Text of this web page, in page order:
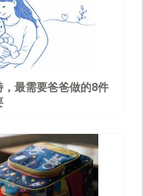
最需要爸爸做的8件